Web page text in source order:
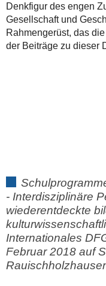
Denkfigur des engen
Gesellschaft und
Rahmengerüst, das
der Beiträge zu dieser
- Interdisziplinäre
wiederentdeckte
Internationales
Februar 2018 auf